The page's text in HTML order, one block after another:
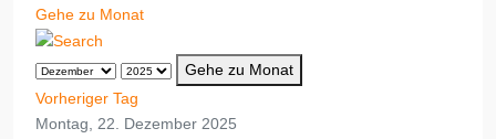
Gehe zu Monat
Gehe zu Monat
Vorheriger Tag
Montag, 22. Dezember 2025